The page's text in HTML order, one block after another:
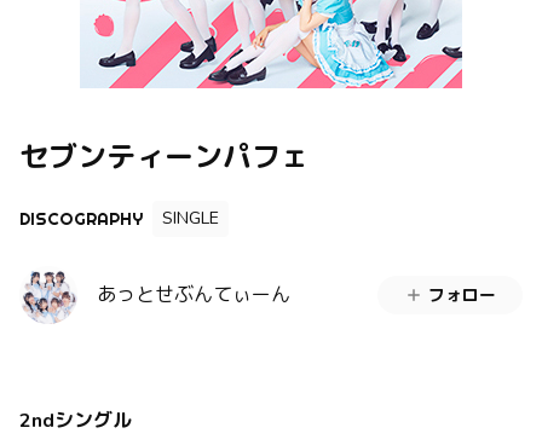
セブンティーンパフェ
DISCOGRAPHY SINGLE
あっとせぶんてぃーん フォロー
2ndシングル